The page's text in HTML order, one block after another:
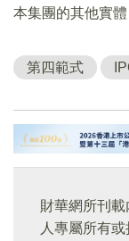
本集團的其他實
第四範式
財華網所刊
人專屬所有